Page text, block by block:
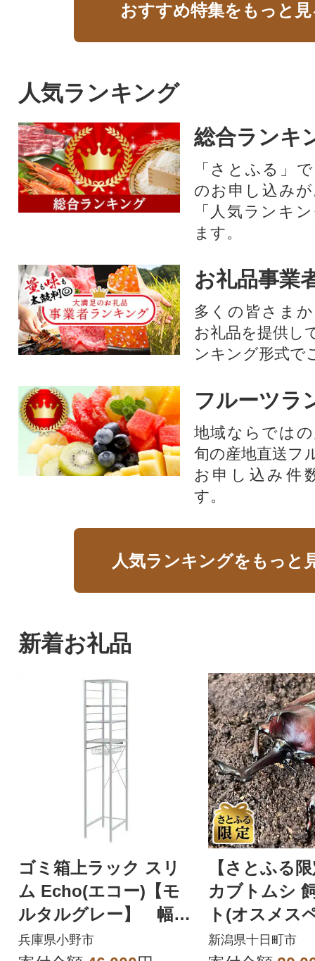
おすすめ特集をもっと
人気ランキング
総合ランキ
「さとふる」
のお申し込み
「人気ランキ
ます。
お礼品事業
多くの皆さま
お礼品を提供し
ンキング形式で
フルーツラ
地域ならでは
旬の産地直送フ
お申し込み件
す。
人気ランキングをもっと
新着お礼品
ゴミ箱上ラック スリ
ム Echo(エコー)【モ
ルタルグレー】 幅32
cm 1台
兵庫県小野市
【さとふる
カブトムシ
ト(オスメス
新潟県十日町市